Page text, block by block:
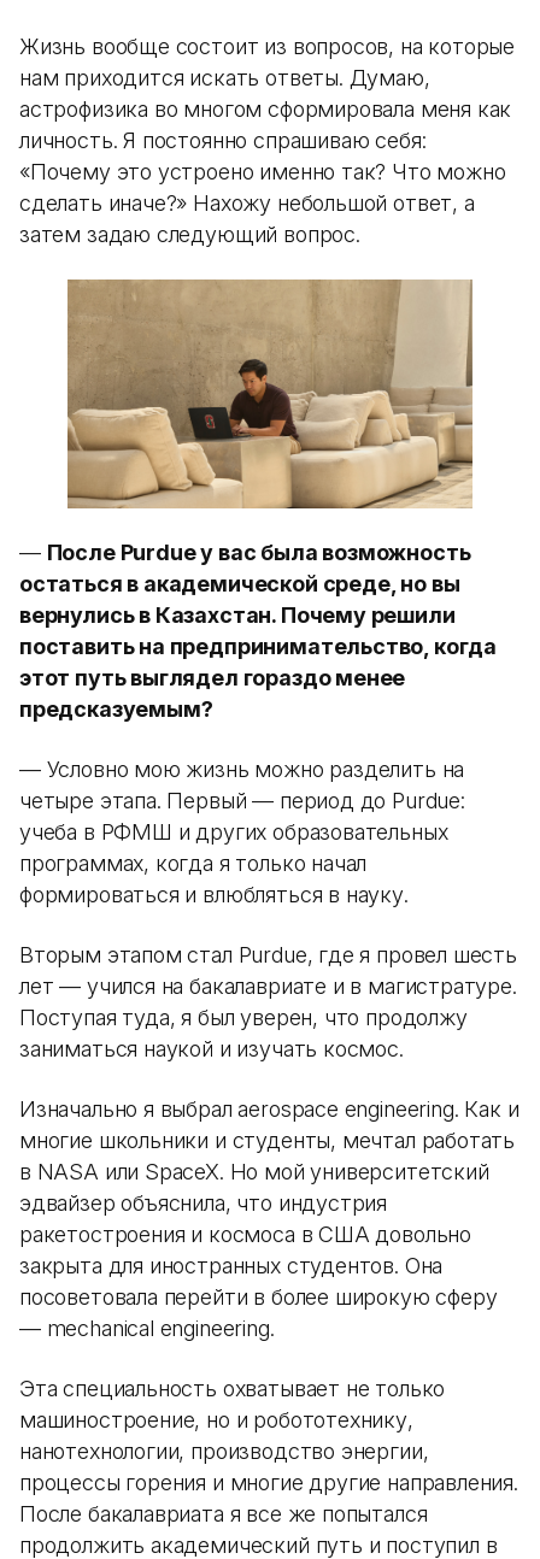
Жизнь вообще состоит из вопросов, на которые
нам приходится искать ответы. Думаю,
астрофизика во многом сформировала меня как
личность. Я постоянно спрашиваю себя:
«Почему это устроено именно так? Что можно
сделать иначе?» Нахожу небольшой ответ, а
затем задаю следующий вопрос.
— После Purdue у вас была возможность
остаться в академической среде, но вы
вернулись в Казахстан. Почему решили
поставить на предпринимательство, когда
этот путь выглядел гораздо менее
предсказуемым?
— Условно мою жизнь можно разделить на
четыре этапа. Первый — период до Purdue:
учеба в РФМШ и других образовательных
программах, когда я только начал
формироваться и влюбляться в науку.
Вторым этапом стал Purdue, где я провел шесть
лет — учился на бакалавриате и в магистратуре.
Поступая туда, я был уверен, что продолжу
заниматься наукой и изучать космос.
Изначально я выбрал aerospace engineering. Как и
многие школьники и студенты, мечтал работать
в NASA или SpaceX. Но мой университетский
эдвайзер объяснила, что индустрия
ракетостроения и космоса в США довольно
закрыта для иностранных студентов. Она
посоветовала перейти в более широкую сферу
— mechanical engineering.
Эта специальность охватывает не только
машиностроение, но и робототехнику,
нанотехнологии, производство энергии,
процессы горения и многие другие направления.
После бакалавриата я все же попытался
продолжить академический путь и поступил в